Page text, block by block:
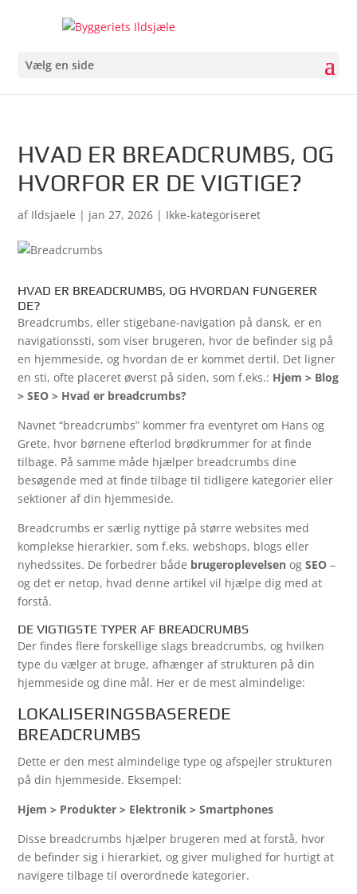
Vælg en side
HVAD ER BREADCRUMBS, OG
HVORFOR ER DE VIGTIGE?
af Ildsjaele | jan 27, 2026 | Ikke-kategoriseret
HVAD ER BREADCRUMBS, OG HVORDAN FUNGERER
DE?
Breadcrumbs, eller stigebane-navigation på dansk, er en
navigationssti, som viser brugeren, hvor de befinder sig på
en hjemmeside, og hvordan de er kommet dertil. Det ligner
en sti, ofte placeret øverst på siden, som f.eks.: Hjem > Blog
> SEO > Hvad er breadcrumbs?
Navnet “breadcrumbs” kommer fra eventyret om Hans og
Grete, hvor børnene efterlod brødkrummer for at finde
tilbage. På samme måde hjælper breadcrumbs dine
besøgende med at finde tilbage til tidligere kategorier eller
sektioner af din hjemmeside.
Breadcrumbs er særlig nyttige på større websites med
komplekse hierarkier, som f.eks. webshops, blogs eller
nyhedssites. De forbedrer både brugeroplevelsen ogSEO –
og det er netop, hvad denne artikel vil hjælpe dig med at
forstå.
DE VIGTIGSTE TYPER AF BREADCRUMBS
Der findes flere forskellige slags breadcrumbs, og hvilken
type du vælger at bruge, afhænger af strukturen på din
hjemmeside og dine mål. Her er de mest almindelige:
LOKALISERINGSBASEREDE
BREADCRUMBS
Dette er den mest almindelige type og afspejler strukturen
på din hjemmeside. Eksempel:
Hjem > Produkter > Elektronik > Smartphones
Disse breadcrumbs hjælper brugeren med at forstå, hvor
de befinder sig i hierarkiet, og giver mulighed for hurtigt at
navigere tilbage til overordnede kategorier.